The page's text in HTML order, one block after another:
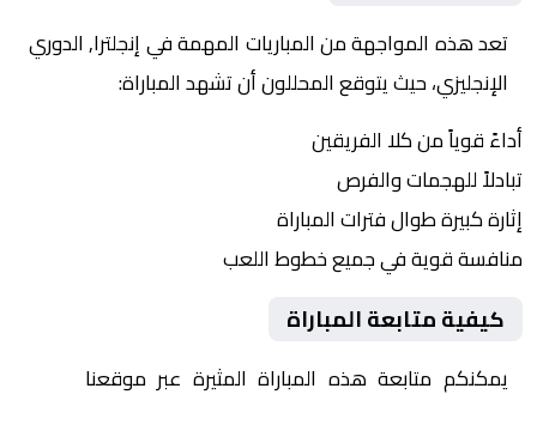
تعد هذه المواجهة من المباريات المهمة في إنجلترا, الدوري
الإنجليزي، حيث يتوقع المحللون أن تشهد المباراة:
أداءً قوياً من كلا الفريقين
تبادلاً للهجمات والفرص
إثارة كبيرة طوال فترات المباراة
منافسة قوية في جميع خطوط اللعب
كيفية متابعة المباراة
يمكنكم متابعة هذه المباراة المثيرة عبر موقعنا